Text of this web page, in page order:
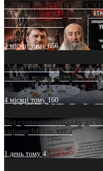
СВЯТІ УХИЛЯНТИ:
НА «ОФШОР» ДЛЯ
ПАТРІАРХАТУ
3 місяці тому656
«Кейс Тихона» у
оголив кризу довіри в
4 місяці тому160
Від гучного скандалу до
справу Мстислава
1 день тому4